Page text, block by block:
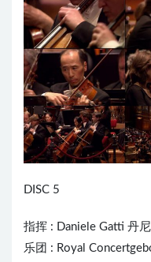
DISC 5
指挥 : Daniele Gatti 丹
乐团 : Royal